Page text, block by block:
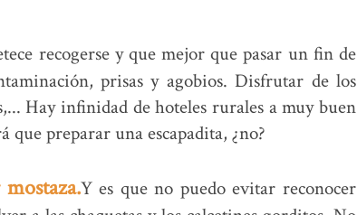
recogerse y que mejor que pasar un fin de
prisas y agobios. Disfrutar de los
Hay infinidad de hoteles rurales a muy buen
que preparar una escapadita, ¿no?
Y es que no puedo evitar reconocer